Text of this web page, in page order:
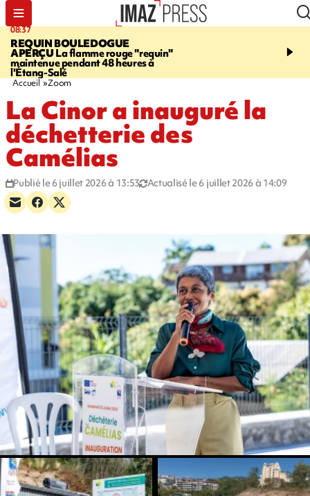
08:37
REQUIN BOULEDOGUE
APERÇU La flamme rouge "requin"
maintenue pendant 48 heures à
l'Étang-Salé
11:31
poutres en aluminium
Accueil Zoom
La Cinor a inauguré la
déchetterie des
Camélias
Publié le 6 juillet 2026 à 13:53 Actualisé le 6 juillet 2026 à 14:09